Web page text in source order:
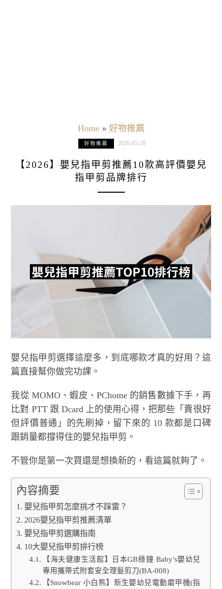
Home» 好物推薦
好物推薦 2026-05-28
【2026】嬰兒指甲剪推薦10款高評價嬰兒
指甲剪品牌排行
嬰兒指甲剪選擇這麼多，到底哪款才真的好用？這
篇直接幫你做完功課。
我從 MOMO、蝦皮、PChome 的銷售數據下手，再
比對 PTT 跟 Dcard 上的使用心得，把那些「賣很好
但評價普通」的先刷掉，留下來的 10 款都是口碑
跟銷量都撐得住的嬰兒指甲剪。
不管你是第一次買還是想換新的，看這篇就夠了。
內容摘要
嬰兒指甲剪怎麼挑才不踩雷？
2026嬰兒指甲剪推薦清單
嬰兒指甲剪選購指南
10大嬰兒指甲剪排行榜
【海夫健康生活館】日本GB綠鐘 Baby’s嬰幼兒
專用攜帶式附套安全理髮剪刀(BA-008)
【Snowbear 小白熊】新生嬰幼兒電動磨甲機(指